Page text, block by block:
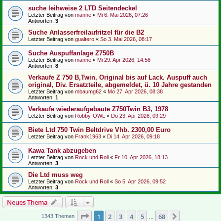
suche leihweise 2 LTD Seitendeckel
Letzter Beitrag von manne « Mi 6. Mai 2026, 07:26
Antworten: 3
Suche Anlasserfreilaufritzel für die B2
Letzter Beitrag von gualtero « So 3. Mai 2026, 08:17
Suche Auspuffanlage Z750B
Letzter Beitrag von manne « Mi 29. Apr 2026, 14:56
Antworten: 8
Verkaufe Z 750 B,Twin, Original bis auf Lack. Auspuff auch
original, Div. Ersatzteile, abgemeldet, ü. 10 Jahre gestanden
Letzter Beitrag von mbaumg62 « Mo 27. Apr 2026, 08:38
Antworten: 1
Verkaufe wiederaufgebaute Z750Twin B3, 1978
Letzter Beitrag von Robby-OWL « Do 23. Apr 2026, 09:29
Biete Ltd 750 Twin Beltdrive Vhb. 2300,00 Euro
Letzter Beitrag von Frank1963 « Di 14. Apr 2026, 09:18
Kawa Tank abzugeben
Letzter Beitrag von Rock und Roll « Fr 10. Apr 2026, 18:13
Antworten: 3
Die Ltd muss weg
Letzter Beitrag von Rock und Roll « So 5. Apr 2026, 09:52
Antworten: 3
Neues Thema
1343 Themen Seite 1von 68
1 2 3 4 5 68